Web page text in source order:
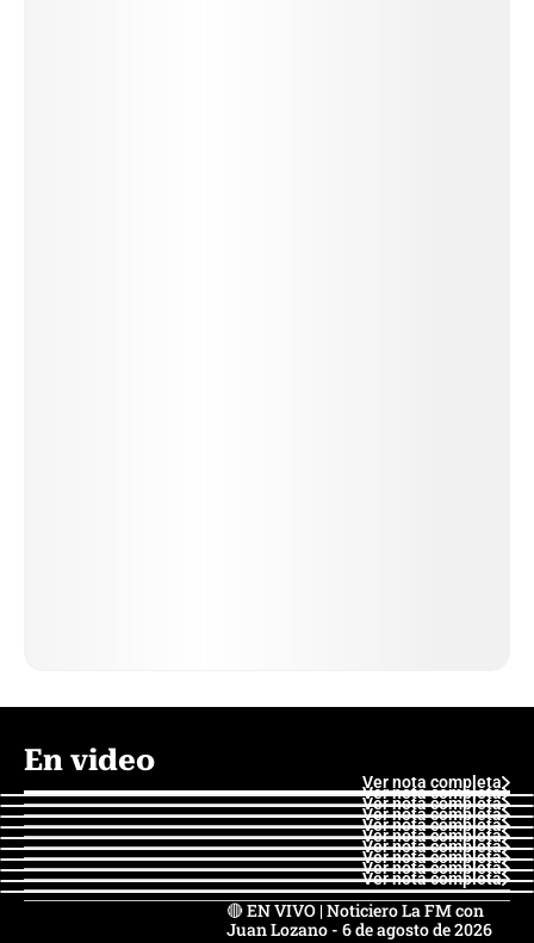
En video
Ver nota completa
Ver nota completa
Ver nota completa
Ver nota completa
Ver nota completa
Ver nota completa
Ver nota completa
Ver nota completa
Ver nota completa
Ver nota completa
🔴 EN VIVO | Noticiero La FM con
Juan Lozano - 6 de agosto de 2026